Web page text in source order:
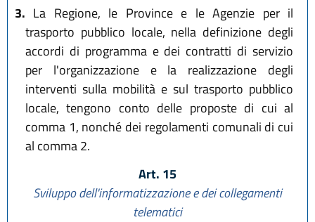
3. La Regione, le Province e le Agenzie per il
trasporto pubblico locale, nella definizione degli
accordi di programma e dei contratti di servizio
per l'organizzazione e la realizzazione degli
interventi sulla mobilità e sul trasporto pubblico
locale, tengono conto delle proposte di cui al
comma 1, nonché dei regolamenti comunali di cui
al comma 2.
Art. 15
Sviluppo dell'informatizzazione e dei collegamenti
telematici